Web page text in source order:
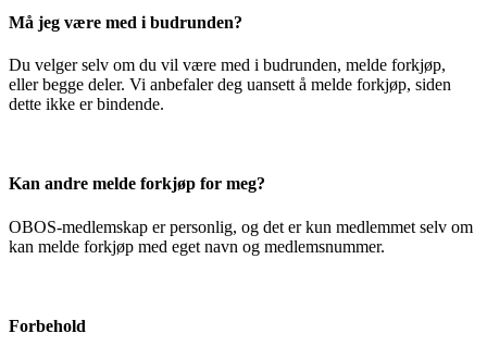
Må jeg være med i budrunden?
Du velger selv om du vil være med i budrunden, melde forkjøp,
eller begge deler. Vi anbefaler deg uansett å melde forkjøp, siden
dette ikke er bindende.
Kan andre melde forkjøp for meg?
OBOS-medlemskap er personlig, og det er kun medlemmet selv om
kan melde forkjøp med eget navn og medlemsnummer.
Forbehold